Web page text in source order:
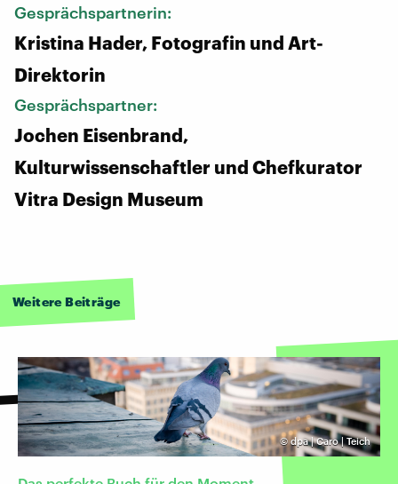
Gesprächspartnerin:
Kristina Hader, Fotografin und Art-
Direktorin
Gesprächspartner:
Jochen Eisenbrand,
Kulturwissenschaftler und Chefkurator
Vitra Design Museum
Weitere Beiträge
©dpa | Caro | Teich